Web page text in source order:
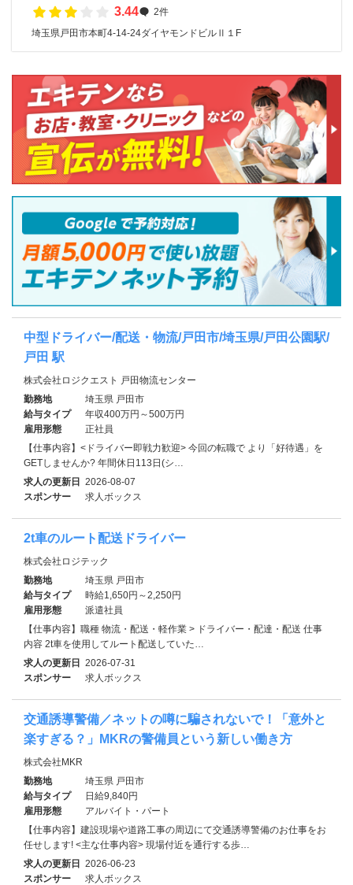
3.44
2件
埼玉県戸田市本町4-14-24ダイヤモンドビルⅡ１F
中型ドライバー/配送・物流/戸田市/埼玉県/戸田公園駅/
戸田 駅
株式会社ロジクエスト 戸田物流センター
勤務地
埼玉県 戸田市
給与タイプ
年収400万円～500万円
雇用形態
正社員
【仕事内容】<ドライバー即戦力歓迎> 今回の転職で より「好待遇」を
GETしませんか? 年間休日113日(シ…
求人の更新日 2026-08-07
スポンサー
求人ボックス
2t車のルート配送ドライバー
株式会社ロジテック
勤務地
埼玉県 戸田市
給与タイプ
時給1,650円～2,250円
雇用形態
派遣社員
【仕事内容】職種 物流・配送・軽作業 > ドライバー・配達・配送 仕事
内容 2t車を使用してルート配送していた…
求人の更新日 2026-07-31
スポンサー
求人ボックス
交通誘導警備／ネットの噂に騙されないで！「意外と
楽すぎる？」MKRの警備員という新しい働き方
株式会社MKR
勤務地
埼玉県 戸田市
給与タイプ
日給9,840円
雇用形態
アルバイト・パート
【仕事内容】建設現場や道路工事の周辺にて交通誘導警備のお仕事をお
任せします! <主な仕事内容> 現場付近を通行する歩…
求人の更新日 2026-06-23
スポンサー
求人ボックス